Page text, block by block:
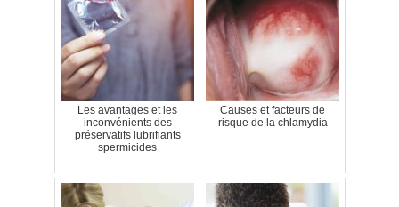
Les avantages et les
inconvénients des
préservatifs lubrifiants
spermicides
Causes et facteurs de
risque de la chlamydia